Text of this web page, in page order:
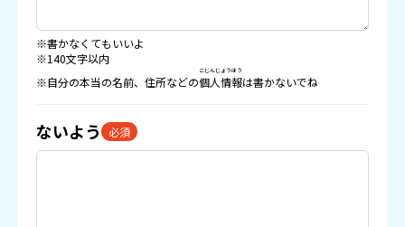
※書かなくてもいいよ
※140文字以内
※自分の本当の名前、住所などの個人情報
こじんじょうほう
は書かないでね
ないよう 必須